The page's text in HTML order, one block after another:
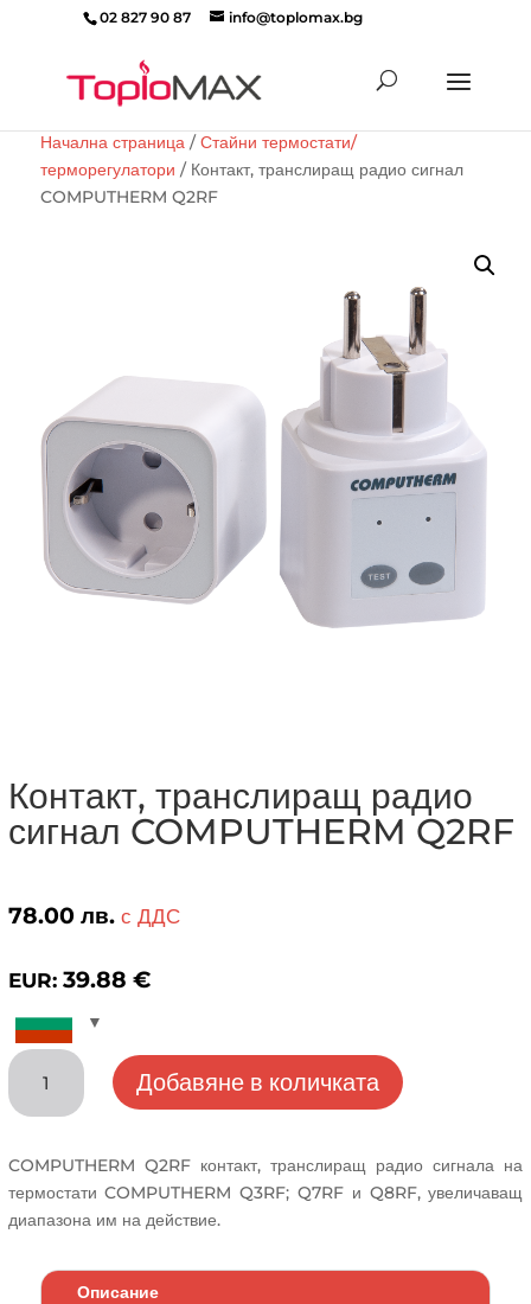
02 827 90 87 info@toplomax.bg
search
Начална страница/Стайни термостати/
терморегулатори / Контакт, транслиращ радио сигнал
COMPUTHERM Q2RF
Контакт, транслиращ радио
сигнал COMPUTHERM Q2RF
78.00 лв. с ДДС
EUR: 39.88 €
количество
Контакт,
радио
сигнал
COMPUTHERM
Добавяне в количката
COMPUTHERM Q2RF контакт, транслиращ радио сигнала на
термостати COMPUTHERM Q3RF; Q7RF и Q8RF, увеличаващ
диапазона им на действие.
Описание